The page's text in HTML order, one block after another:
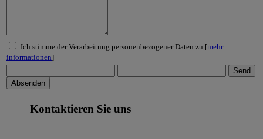
Ich stimme der Verarbeitung personenbezogener Daten zu [mehr
informationen]
Kontaktieren Sie uns